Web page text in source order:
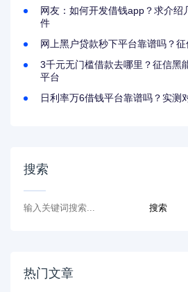
网友：如何开发借钱app？求介绍
件
网上黑户贷款秒下平台靠谱吗？
3千元无门槛借款去哪里？征信黑
平台
日利率万6借钱平台靠谱吗？实测
搜索
热门文章